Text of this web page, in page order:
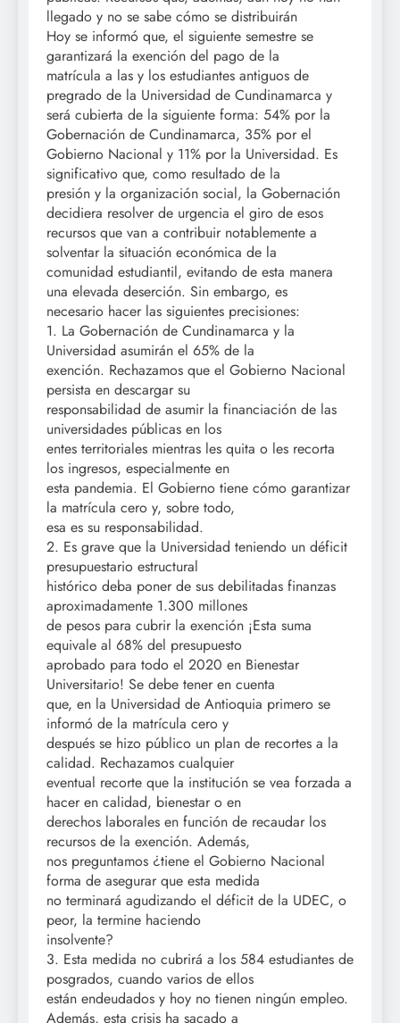
llegado y no se sabe cómo se distribuirán
Hoy se informó que, el siguiente semestre se
garantizará la exención del pago de la
matrícula a las y los estudiantes antiguos de
pregrado de la Universidad de Cundinamarca y
será cubierta de la siguiente forma: 54% por la
Gobernación de Cundinamarca, 35% por el
Gobierno Nacional y 11% por la Universidad. Es
significativo que, como resultado de la
presión y la organización social, la Gobernación
decidiera resolver de urgencia el giro de esos
recursos que van a contribuir notablemente a
solventar la situación económica de la
comunidad estudiantil, evitando de esta manera
una elevada deserción. Sin embargo, es
necesario hacer las siguientes precisiones:
1. La Gobernación de Cundinamarca y la
Universidad asumirán el 65% de la
exención. Rechazamos que el Gobierno Nacional
persista en descargar su
responsabilidad de asumir la financiación de las
universidades públicas en los
entes territoriales mientras les quita o les recorta
los ingresos, especialmente en
esta pandemia. El Gobierno tiene cómo garantizar
la matrícula cero y, sobre todo,
esa es su responsabilidad.
2. Es grave que la Universidad teniendo un déficit
presupuestario estructural
histórico deba poner de sus debilitadas finanzas
aproximadamente 1.300 millones
de pesos para cubrir la exención ¡Esta suma
equivale al 68% del presupuesto
aprobado para todo el 2020 en Bienestar
Universitario! Se debe tener en cuenta
que, en la Universidad de Antioquia primero se
informó de la matrícula cero y
después se hizo público un plan de recortes a la
calidad. Rechazamos cualquier
eventual recorte que la institución se vea forzada a
hacer en calidad, bienestar o en
derechos laborales en función de recaudar los
recursos de la exención. Además,
nos preguntamos ¿tiene el Gobierno Nacional
forma de asegurar que esta medida
no terminará agudizando el déficit de la UDEC, o
peor, la termine haciendo
insolvente?
3. Esta medida no cubrirá a los 584 estudiantes de
posgrados, cuando varios de ellos
están endeudados y hoy no tienen ningún empleo.
Además, esta crisis ha sacado a